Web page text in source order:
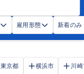
雇用形態 新着のみ
東京都 横浜市 川